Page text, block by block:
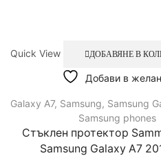
Quick View ДОБАВЯНЕ В
Добави в
Galaxy A7, Samsung, Samsung
Samsung phones
Стъклен протектор
Samsung Galaxy A7